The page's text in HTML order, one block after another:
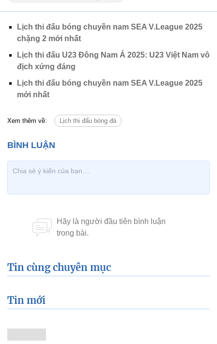
Lịch thi đấu bóng chuyền nam SEA V.League 2025
chặng 2 mới nhất
Lịch thi đấu U23 Đông Nam Á 2025: U23 Việt Nam vô
địch xứng đáng
Lịch thi đấu bóng chuyền nam SEA V.League 2025
mới nhất
Xem thêm về: Lịch thi đấu bóng đá
Tin cùng chuyên mục
Tin mới